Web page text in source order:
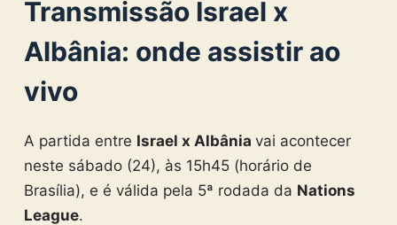
Transmissão Israel x
Albânia: onde assistir ao
vivo
A partida entre Israel x Albânia vai acontecer
neste sábado (24), às 15h45 (horário de
Brasília), e é válida pela 5ª rodada da Nations
League.